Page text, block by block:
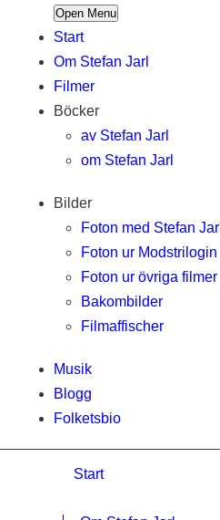
Open Menu
Start
Om Stefan Jarl
Filmer
Böcker
av Stefan Jarl
om Stefan Jarl
Bilder
Foton med Stefan Jarl
Foton ur Modstrilogin
Foton ur övriga filmer
Bakombilder
Filmaffischer
Musik
Blogg
Folketsbio
Start